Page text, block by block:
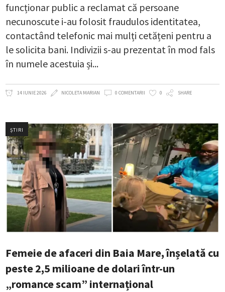
funcționar public a reclamat că persoane
necunoscute i-au folosit fraudulos identitatea,
contactând telefonic mai mulți cetățeni pentru a
le solicita bani. Indivizii s-au prezentat în mod fals
în numele acestuia și
14 IUNIE 2026 NICOLETA MARIAN 0 COMENTARII 0 SHARE
ȘTIRI
Femeie de afaceri din Baia Mare, înșelată cu
peste 2,5 milioane de dolari într-un
„romance scam” internațional